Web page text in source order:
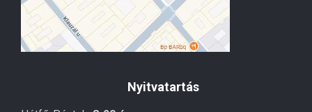
Nyitvatartás